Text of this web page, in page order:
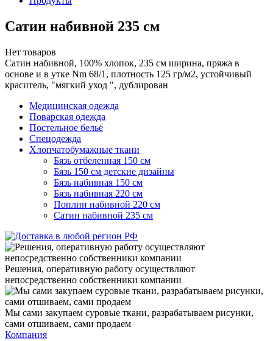
Сатин набивной 235 см
Нет товаров
Сатин набивной, 100% хлопок, 235 см ширина, пряжа в
основе и в утке Nm 68/1, плотность 125 гр/м2, устойчивый
краситель, "мягкий уход ", дублирован
Медицинская одежда
Поварская одежда
Постельное бельё
Спецодежда
Хлопчатобумажные ткани
Бязь отбеленная 150 см
Бязь 150 см детские дизайны
Бязь набивная 150 см
Бязь набивная 220 см
Поплин набивной 220 см
Сатин набивной 235 см
Решения, оперативную работу осуществляют
непосредственно собственники компании
Мы сами закупаем суровые ткани, разрабатываем рисунки,
сами отшиваем, сами продаем
Компания